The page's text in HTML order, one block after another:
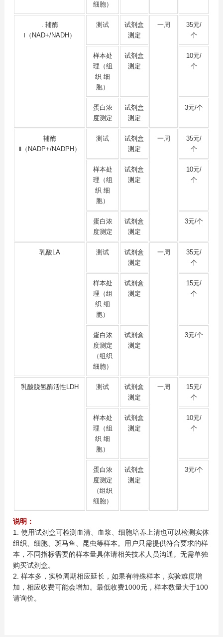
细胞）
. 辅酶
Ⅰ（NAD+/NADH）
测试
试剂盒
测定
一周
35元/
个
样本处
理（组
织 细
胞）
试剂盒
测定
10元/
个
蛋白浓
度测定
试剂盒
测定
3元/个
辅酶
Ⅱ（NADP+/NADPH）
测试
试剂盒
测定
一周
35元/
个
样本处
理（组
织 细
胞）
试剂盒
测定
10元/
个
蛋白浓
度测定
试剂盒
测定
3元/个
乳酸LA 测试
试剂盒
测定
一周
35元/
个
样本处
理（组
织 细
胞）
试剂盒
测定
15元/
个
蛋白浓
度测定
（组织
细胞）
试剂盒
测定
3元/个
乳酸脱氢酶活性LDH 测试
试剂盒
测定
一周
15元/
个
样本处
理（组
织 细
胞）
试剂盒
测定
10元/
个
蛋白浓
度测定
（组织
细胞）
试剂盒
测定
3元/个
说明：
1. 使用试剂盒可检测血清、血浆、细胞培养上清也可以检测实体
组织、细胞、斑马鱼、昆虫等样本。用户只需提供符合要求的样
本，不同指标需要的样本量具体请相关技术人员沟通。无需单独
购买试剂盒。
2. 样本多，实验周期相应延长，如果有特殊样本，实验难度增
加，相应收费可能会增加。最低收费1000元，样本数量大于100
请询价。